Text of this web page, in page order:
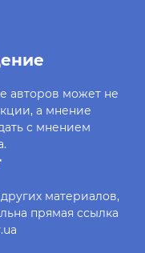
авторов может не
а мнение
с мнением
материалов,
прямая ссылка